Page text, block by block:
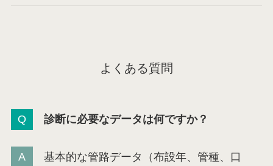
よくある質問
診断に必要なデータは何ですか？
基本的な管路データ（布設年、管種、口